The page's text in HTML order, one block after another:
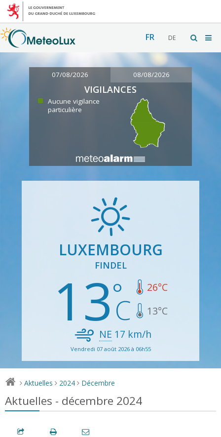
FR DE
07/08/2026 08/08/2026
VIGILANCES
Aucune vigilance
particulière
LUXEMBOURG
FINDEL
13 26°C
13°C
NE 17 km/h
Vendredi 07 août 2026 à 06h55
> Aktuelles > 2024 > Décembre
Aktuelles - décembre 2024